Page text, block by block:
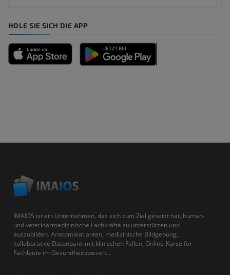
HOLE SIE SICH DIE APP
IMAIOS ist ein Unternehmen, das sich zum Ziel gesetzt hat, human-
und veterinärmedizinische Fachkräfte zu unterstützen und
auszubilden. Anatomieatlanten, medizinische Bildgebung,
kollaborative Datenbank mit klinischen Fällen, Online-Kurse für
Fachleute im Gesundheitswesen...